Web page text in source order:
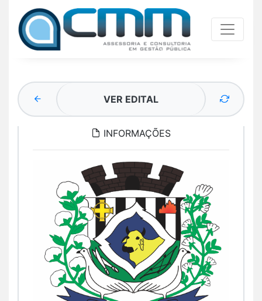
VER EDITAL
INFORMAÇÕES